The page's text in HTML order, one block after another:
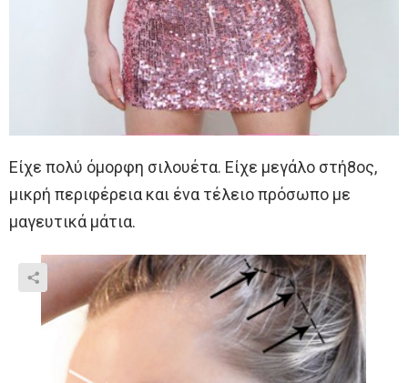
Είχε πολύ όμορφη σιλουέτα. Είχε μεγάλο στή8ος,
μικρή περιφέρεια και ένα τέλειο πρόσωπο με
μαγευτικά μάτια.